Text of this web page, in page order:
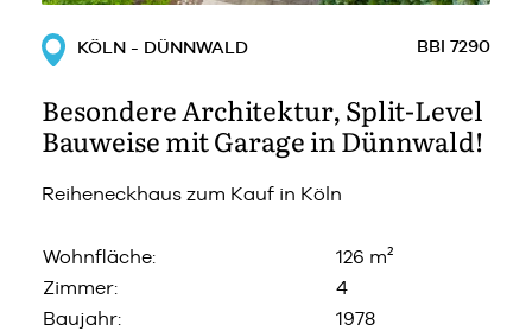
KÖLN - DÜNNWALD BBI 7290
Besondere Architektur, Split-Level
Bauweise mit Garage in Dünnwald!
Reiheneckhaus zum Kauf in Köln
Wohnfläche:
126 m²
Zimmer:
4
Baujahr:
1978